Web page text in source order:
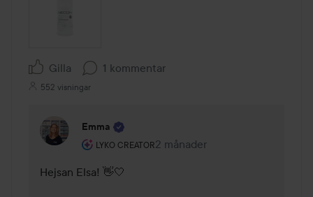
Gilla 1 kommentar
552 visningar
Emma
LYKO CREATOR
Användarens roll: Lyko Creator.
2 månader
Kommentaren lades 2 månader
Hejsan Elsa! 👋🤍